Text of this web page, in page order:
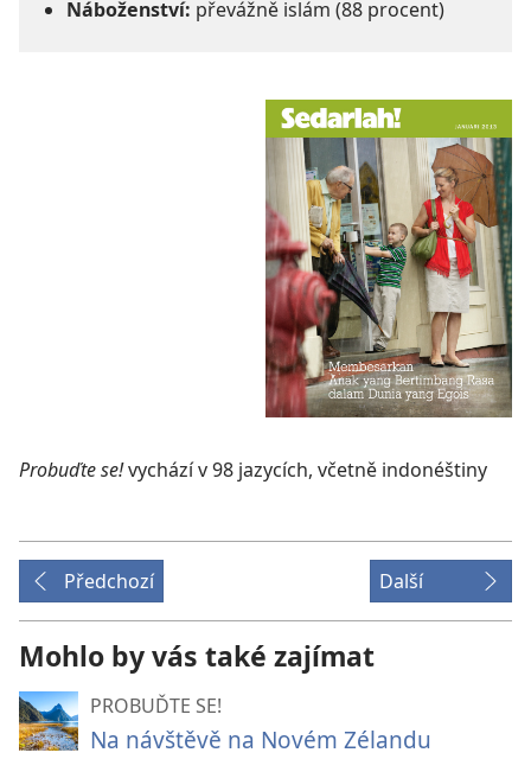
Náboženství: převážně islám (88 procent)
Probuďte se!vychází v 98 jazycích, včetně indonéštiny
Předchozí Další
Mohlo by vás také zajímat
PROBUĎTE SE!
Na návštěvě na Novém Zélandu